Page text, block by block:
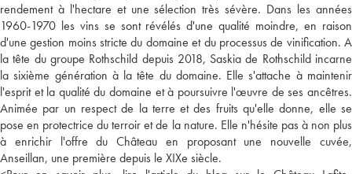
rendement à l'hectare et une sélection très sévère. Dans les années
1960-1970 les vins se sont révélés d'une qualité moindre, en raison
d'une gestion moins stricte du domaine et du processus de vinification. A
la tête du groupe Rothschild depuis 2018, Saskia de Rothschild incarne
la sixième génération à la tête du domaine. Elle s'attache à maintenir
l'esprit et la qualité du domaine et à poursuivre l'œuvre de ses ancêtres.
Animée par un respect de la terre et des fruits qu'elle donne, elle se
pose en protectrice du terroir et de la nature. Elle n'hésite pas à non plus
à enrichir l'offre du Château en proposant une nouvelle cuvée,
Anseillan, une première depuis le XIXe siècle.